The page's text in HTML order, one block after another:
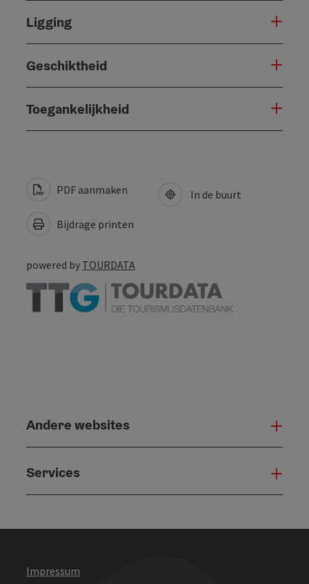
Ligging
Geschiktheid
Toegankelijkheid
PDF aanmaken
Bijdrage printen
In de buurt
powered by TOURDATA
Andere websites
Services
Impressum